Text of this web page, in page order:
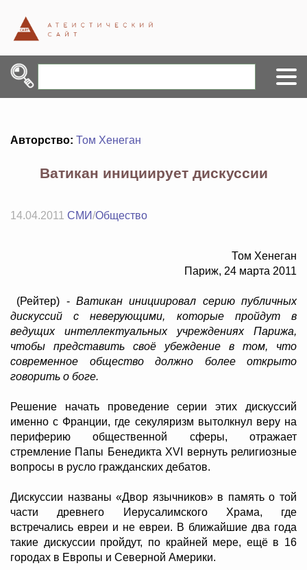
Авторство: Том Хенеган
Ватикан инициирует дискуссии
14.04.2011 СМИ/Общество
Том Хенеган
Париж, 24 марта 2011
(Рейтер) - Ватикан инициировал серию публичных
дискуссий с неверующими, которые пройдут в
ведущих интеллектуальных учреждениях Парижа,
чтобы представить своё убеждение в том, что
современное общество должно более открыто
говорить о боге.
Решение начать проведение серии этих дискуссий
именно с Франции, где секуляризм вытолкнул веру на
периферию общественной сферы, отражает
стремление Папы Бенедикта XVI вернуть религиозные
вопросы в русло гражданских дебатов.
Дискуссии названы «Двор язычников» в память о той
части древнего Иерусалимского Храма, где
встречались евреи и не евреи. В ближайшие два года
такие дискуссии пройдут, по крайней мере, ещё в 16
городах в Европы и Северной Америки.